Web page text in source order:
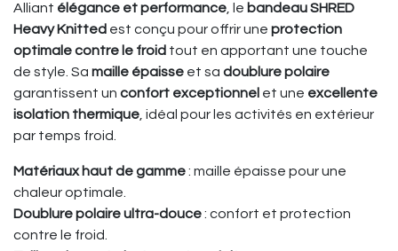
Alliant élégance et performance , le bandeau SHRED
Heavy Knitted est conçu pour offrir une protection
optimale contre le froid tout en apportant une touche
de style. Sa maille épaisse et sa doublure polaire
garantissent un confort exceptionnel et une excellente
isolation thermique , idéal pour les activités en extérieur
par temps froid.
Matériaux haut de gamme: maille épaisse pour une
chaleur optimale.
Doublure polaire ultra-douce: confort et protection
contre le froid.